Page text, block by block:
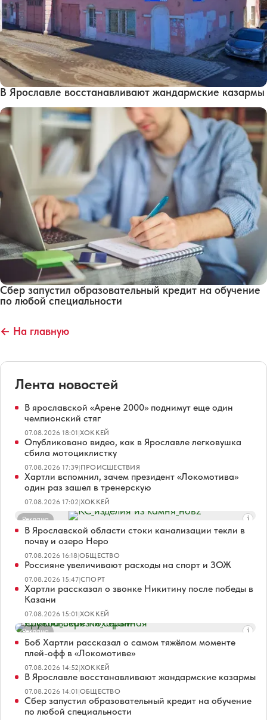
В Ярославле восстанавливают жандармские казармы
Сбер запустил образовательный кредит на обучение
по любой специальности
← На главную
Лента новостей
В ярославской «Арене 2000» поднимут еще один
чемпионский стяг
07.08.2026 18:01|ХОККЕЙ
Опубликовано видео, как в Ярославле легковушка
сбила мотоциклистку
07.08.2026 17:39|ПРОИСШЕСТВИЯ
Хартли вспомнил, зачем президент «Локомотива»
один раз зашел в тренерскую
07.08.2026 17:02|ХОККЕЙ
Реклама
В Ярославской области стоки канализации текли в
почву и озеро Неро
07.08.2026 16:18|ОБЩЕСТВО
Россияне увеличивают расходы на спорт и ЗОЖ
07.08.2026 15:47|СПОРТ
Хартли рассказал о звонке Никитину после победы в
Казани
07.08.2026 15:01|ХОККЕЙ
Реклама
Боб Хартли рассказал о самом тяжёлом моменте
плей-офф в «Локомотиве»
07.08.2026 14:52|ХОККЕЙ
В Ярославле восстанавливают жандармские казармы
07.08.2026 14:01|ОБЩЕСТВО
Сбер запустил образовательный кредит на обучение
по любой специальности